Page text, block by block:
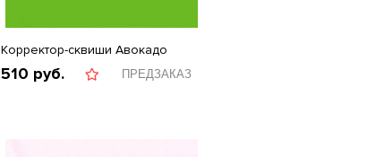
Корректор-сквиши Авокадо
510 руб. ПРЕДЗАКАЗ